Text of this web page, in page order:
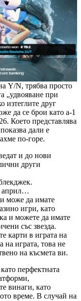
Y/N, трябва просто
„удвояване при
изтеглите друг
да се брои като a-1
Което представлява
дали е
по-горе.
и до нови
други
април…
може да имате
игри, като
и можете да имате
със звезда.
карти в играта на
на играта, това не
на късмета ви.
перфектната
винаги, като
време. В случай на